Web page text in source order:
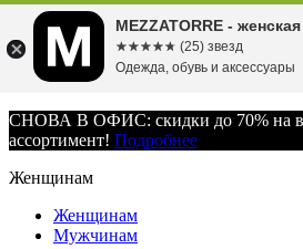
СНОВА В ОФИС: скидки до 70% на
ассортимент! Подробнее
Женщинам
Женщинам
Мужчинам
MEZZATORRE -
☆☆☆☆☆
★★★★★ (25) звезд
Одежда, обувь и аксессуары